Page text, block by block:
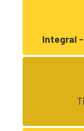
Integral